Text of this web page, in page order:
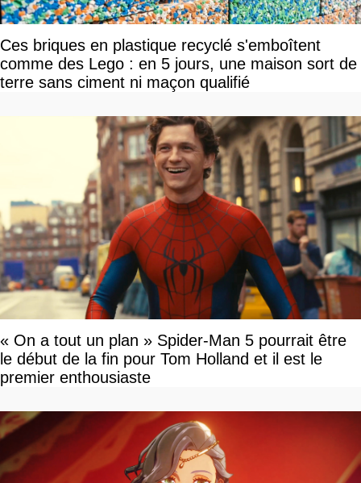
Ces briques en plastique recyclé s'emboîtent
comme des Lego : en 5 jours, une maison sort de
terre sans ciment ni maçon qualifié
« On a tout un plan » Spider-Man 5 pourrait être
le début de la fin pour Tom Holland et il est le
premier enthousiaste